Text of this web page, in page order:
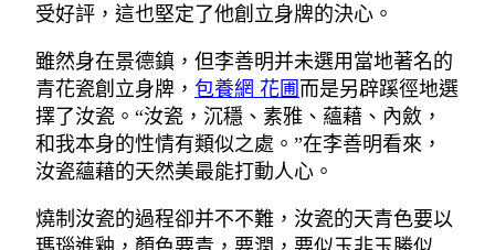
受好評，這也堅定了他創立身牌的決心。
雖然身在景德鎮，但李善明并未選用當地著名的
青花瓷創立身牌， 包養網 花圃 而是另辟蹊徑地選
擇了汝瓷。“汝瓷，沉穩、素雅、蘊藉、內斂，
和我本身的性情有類似之處。”在李善明看來，
汝瓷蘊藉的天然美最能打動人心。
燒制汝瓷的過程卻并不不難，汝瓷的天青色要以